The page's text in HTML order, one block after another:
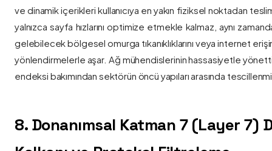
ve dinamik içerikleri kullanıcıya en yakın fiziksel noktadan
yalnızca sayfa hızlarını optimize etmekle kalmaz, aynı
gelebilecek bölgesel omurga tıkanıklıklarını veya internet
yönlendirmelerle aşar. Ağ mühendislerinin hassasiyetle
endeksi bakımından sektörün öncü yapıları arasında
8. Donanımsal Katman 7 (Layer 7)